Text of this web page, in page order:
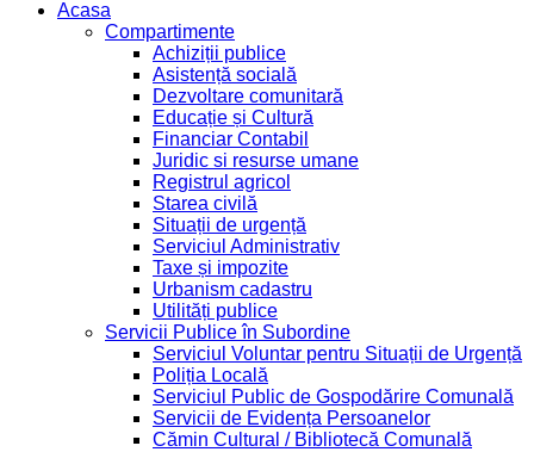
Acasa
Compartimente
Achiziții publice
Asistență socială
Dezvoltare comunitară
Educație și Cultură
Financiar Contabil
Juridic si resurse umane
Registrul agricol
Starea civilă
Situații de urgență
Serviciul Administrativ
Taxe și impozite
Urbanism cadastru
Utilități publice
Servicii Publice în Subordine
Serviciul Voluntar pentru Situații de Urgență
Poliția Locală
Serviciul Public de Gospodărire Comunală
Servicii de Evidența Persoanelor
Cămin Cultural / Bibliotecă Comunală